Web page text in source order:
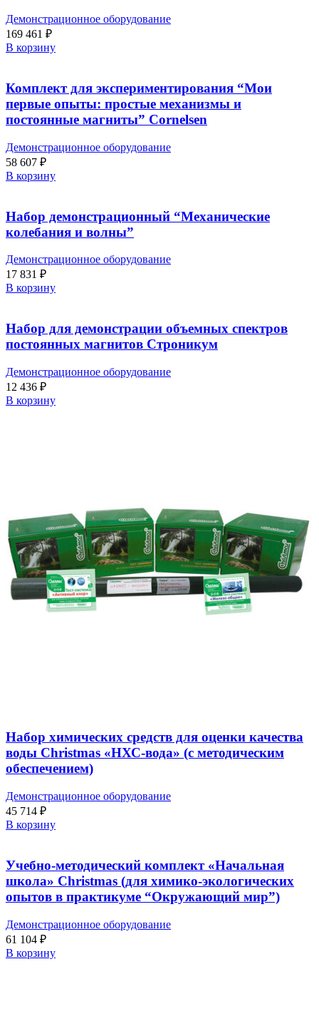
Демонстрационное оборудование
169 461 ₽
В корзину
Комплект для экспериментирования “Мои
первые опыты: простые механизмы и
постоянные магниты” Cornelsen
Демонстрационное оборудование
58 607 ₽
В корзину
Набор демонстрационный “Механические
колебания и волны”
Демонстрационное оборудование
17 831 ₽
В корзину
Набор для демонстрации объемных спектров
постоянных магнитов Строникум
Демонстрационное оборудование
12 436 ₽
В корзину
Набор химических средств для оценки качества
воды Christmas «НХС-вода» (с методическим
обеспечением)
Демонстрационное оборудование
45 714 ₽
В корзину
Учебно-методический комплект «Начальная
школа» Christmas (для химико-экологических
опытов в практикуме “Окружающий мир”)
Демонстрационное оборудование
61 104 ₽
В корзину